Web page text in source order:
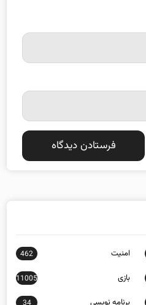
امنيت 462
بازی 11005